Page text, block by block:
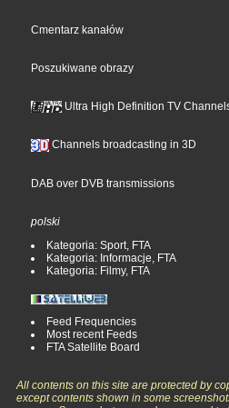
Cmentarz kanałów
Poszukiwane obrazy
Ultra High Definition TV
Channels broadcasting in 3D
DAB over DVB transmissions
polski
Kategoria: Sport, FTA
Kategoria: Informacje, FTA
Kategoria: Filmy, FTA
Feed Frequencies
Most recent Feeds
FTA Satellite Board
All contents on this site are protected by
except contents shown in some